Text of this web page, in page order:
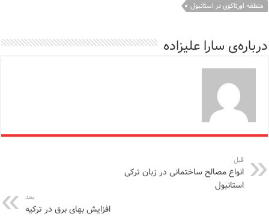
منطقه اورتاکوی در استانبول
درباره‌ی سارا علیزاده
قبل
انواع مصالح ساختمانی در زبان ترکی
استانبول
بعد
افزایش بهای برق در ترکیه